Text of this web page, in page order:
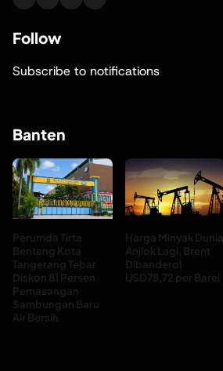
Follow
Subscribe to notifications
Banten
Perumda Tirta
Benteng Kota
Tangerang Tebar
Diskon 81 Persen
Pemasangan
Sambungan Baru
Air Bersih
Harga Minyak Dunia
Anjlok Lagi, Brent
Dibanderol
USD78,72 per Barel